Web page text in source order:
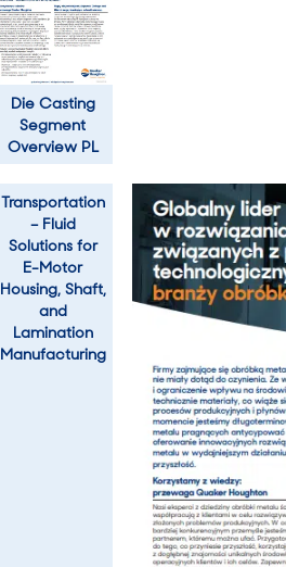
Die Casting
Segment
Overview PL
Transportation
– Fluid
Solutions for
E-Motor
Housing, Shaft,
and
Lamination
Manufacturing